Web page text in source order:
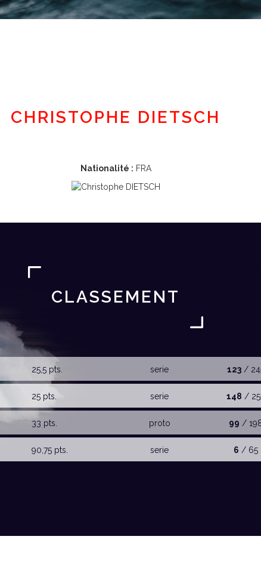
CHRISTOPHE DIETSCH
Nationalité : FRA
CLASSEMENT
25,5 pts. serie 123/
25 pts. serie 148 /
33 pts. proto 99 /
90,75 pts. serie 6 / 65